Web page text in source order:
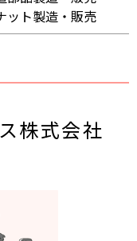
ット製造・販売
株式会社